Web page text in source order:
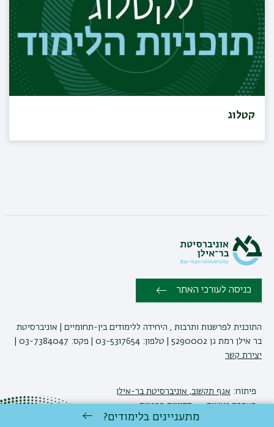
קטלוג
כניסה לעורכי האתר
התוכנית לפרשנות ותרבות , היחידה ללימודים בין-תחומיים | אוניברסיטת
בר אילן רמת גן 5290002 | טלפון: 03-5317654 | פקס: 03-7384047 |
יצירת קשר
פיתוח: אגף תקשוב, אוניברסיטת בר-אילן
הצהרת נגישות
מדיניות פרטיות
אקדימה בר-אילןמתעניינים בלימודים?